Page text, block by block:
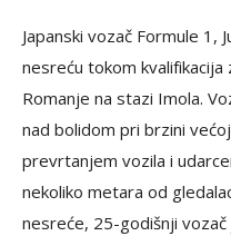
Japanski vozač Formule 1,
nesreću tokom kvalifikacija
Romanje na stazi Imola.
nad bolidom pri brzini
prevrtanjem vozila i
nekoliko metara od
nesreće, 25-godišnji